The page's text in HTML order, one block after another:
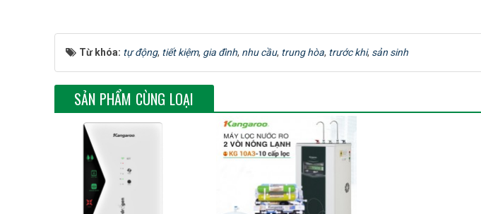
Máy lọc nước RO Kangaroo KG104AVTUsử dụng công nghệ Nano
lõi lọc số 7 có tác dụng trung hòa axit dư thừa, làm mềm nước và cân
Từ khóa: tự động, tiết kiệm, gia đình, nhu cầu, trung hòa, trước khi, sản sinh
SẢN PHẨM CÙNG LOẠI